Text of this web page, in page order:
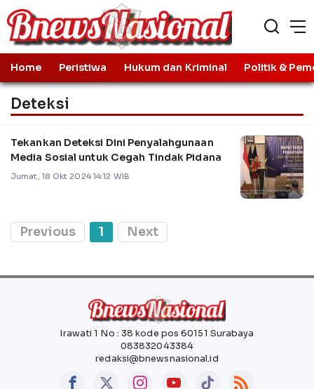
Home Peristiwa Hukum dan Kriminal Politik &
Deteksi
Tekankan Deteksi Dini Penyalahgunaan
Media Sosial untuk Cegah Tindak Pidana
Jumat, 18 Okt 2024 14:12 WIB
Previous 1 Next
Irawati 1 No : 38 kode pos 60151 Surabaya
083832043384
redaksi@bnewsnasional.id